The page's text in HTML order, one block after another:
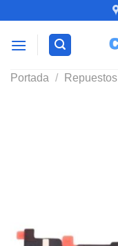
contenido
Portada / Repuestos